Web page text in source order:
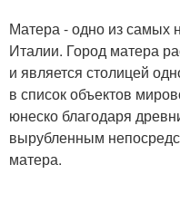
Матера - одно из самых
Италии. Город матера
и является столицей
в список объектов
юнеско благодаря
вырубленным
матера.